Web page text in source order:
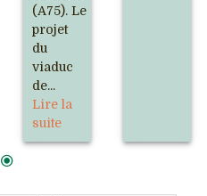
(A75). Le
projet
du
viaduc
de...
Lire la
suite